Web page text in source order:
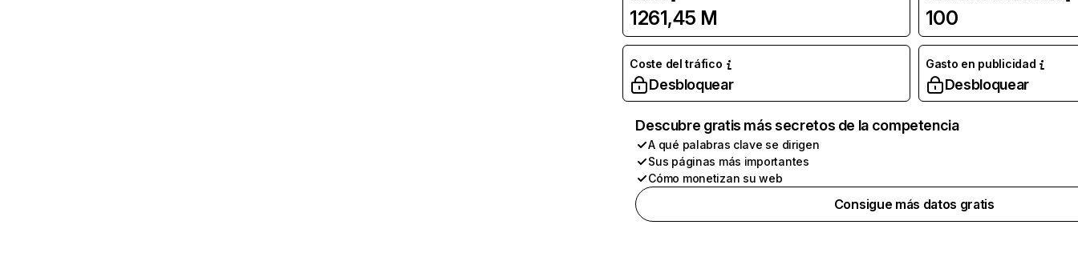
1261,45 M 100
Coste del tráfico
Desbloquear
Gasto en publicidad
Desbloquear
Descubre gratis más secretos de la competencia
A qué palabras clave se dirigen
Sus páginas más importantes
Cómo monetizan su web
Consigue más datos gratis